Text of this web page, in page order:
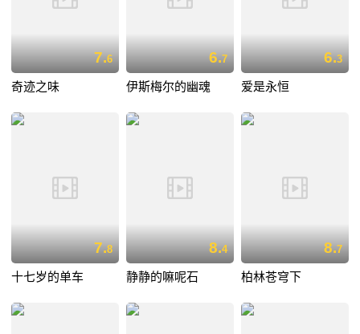
7.6
奇迹之味
6.7
伊斯梅尔的幽魂
6.3
爱是永恒
7.8
十七岁的单车
8.4
静静的嘛呢石
8.7
柏林苍穹下